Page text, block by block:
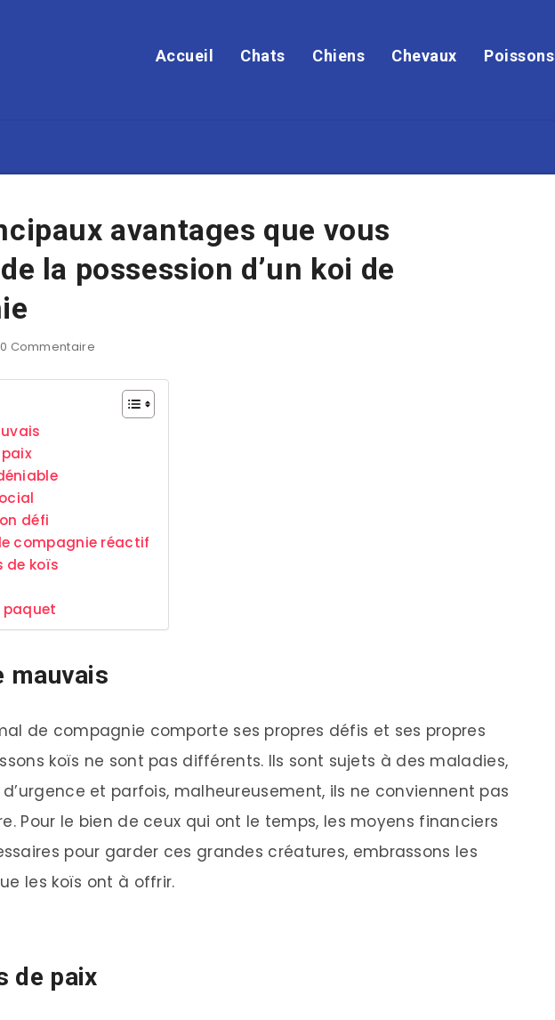
Accueil Chats Chiens Chevaux Poissons
avantages que vous
la possession d’un koi de
0 Commentaire
défi
compagnie réactif
de koïs
paquet
mauvais
de compagnie comporte ses propres défis et ses propres
koïs ne sont pas différents. Ils sont sujets à des maladies,
et parfois, malheureusement, ils ne conviennent pas
Pour le bien de ceux qui ont le temps, les moyens financiers
pour garder ces grandes créatures, embrassons les
les koïs ont à offrir.
de paix